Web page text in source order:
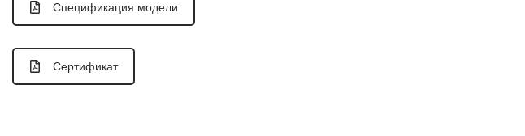
Спецификация модели
Сертификат